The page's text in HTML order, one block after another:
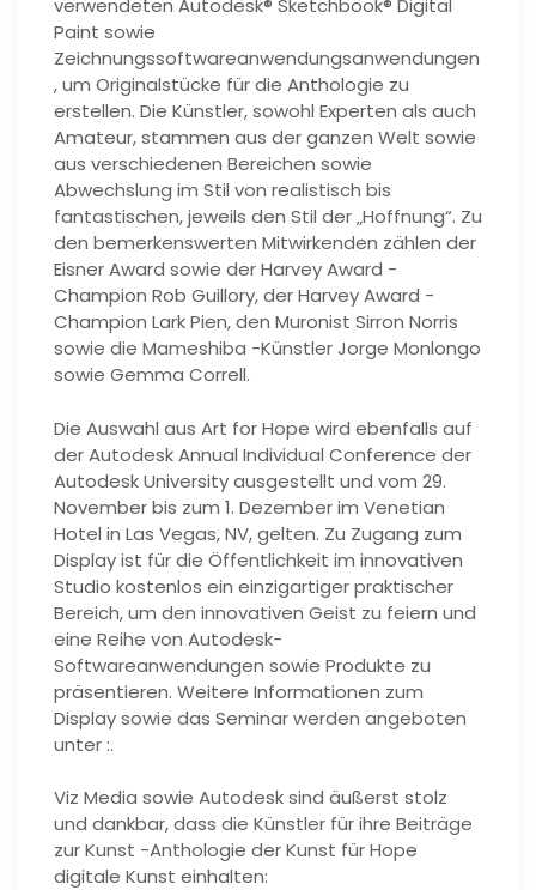
verwendeten Autodesk® Sketchbook® Digital
Paint sowie
Zeichnungssoftwareanwendungsanwendungen
, um Originalstücke für die Anthologie zu
erstellen. Die Künstler, sowohl Experten als auch
Amateur, stammen aus der ganzen Welt sowie
aus verschiedenen Bereichen sowie
Abwechslung im Stil von realistisch bis
fantastischen, jeweils den Stil der „Hoffnung“. Zu
den bemerkenswerten Mitwirkenden zählen der
Eisner Award sowie der Harvey Award -
Champion Rob Guillory, der Harvey Award -
Champion Lark Pien, den Muronist Sirron Norris
sowie die Mameshiba -Künstler Jorge Monlongo
sowie Gemma Correll.
Die Auswahl aus Art for Hope wird ebenfalls auf
der Autodesk Annual Individual Conference der
Autodesk University ausgestellt und vom 29.
November bis zum 1. Dezember im Venetian
Hotel in Las Vegas, NV, gelten. Zu Zugang zum
Display ist für die Öffentlichkeit im innovativen
Studio kostenlos ein einzigartiger praktischer
Bereich, um den innovativen Geist zu feiern und
eine Reihe von Autodesk-
Softwareanwendungen sowie Produkte zu
präsentieren. Weitere Informationen zum
Display sowie das Seminar werden angeboten
unter :.
Viz Media sowie Autodesk sind äußerst stolz
und dankbar, dass die Künstler für ihre Beiträge
zur Kunst -Anthologie der Kunst für Hope
digitale Kunst einhalten: